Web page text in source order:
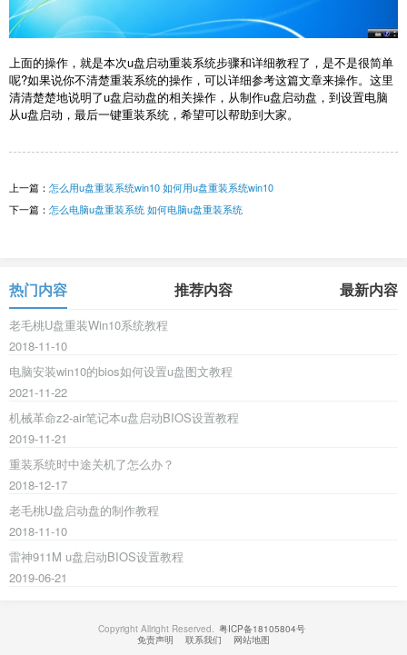
上面的操作，就是本次u盘启动重装系统步骤和详细教程了，是不是很简单
呢?如果说你不清楚重装系统的操作，可以详细参考这篇文章来操作。这里
清清楚楚地说明了u盘启动盘的相关操作，从制作u盘启动盘，到设置电脑
从u盘启动，最后一键重装系统，希望可以帮助到大家。
上一篇： 怎么用u盘重装系统win10 如何用u盘重装系统win10
下一篇： 怎么电脑u盘重装系统 如何电脑u盘重装系统
热门内容 推荐内容 最新内容
老毛桃U盘重装Win10系统教程
2018-11-10
电脑安装win10的bios如何设置u盘图文教程
2021-11-22
机械革命z2-air笔记本u盘启动BIOS设置教程
2019-11-21
重装系统时中途关机了怎么办？
2018-12-17
老毛桃U盘启动盘的制作教程
2018-11-10
雷神911M u盘启动BIOS设置教程
2019-06-21
Copyright Allright Reserved. 粤ICP备18105804号
免责声明
联系我们 网站地图